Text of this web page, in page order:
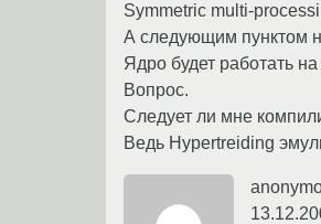
Symmetric multi-
А следующим пунктом
Ядро будет работать
Вопрос.
Следует ли мне
Ведь Hypertreiding